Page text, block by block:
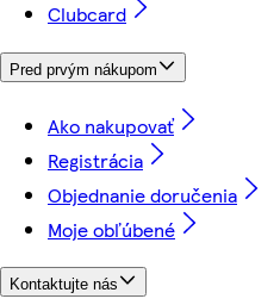
Clubcard
Pred prvým nákupom
Ako nakupovať
Registrácia
Objednanie doručenia
Moje obľúbené
Kontaktujte nás